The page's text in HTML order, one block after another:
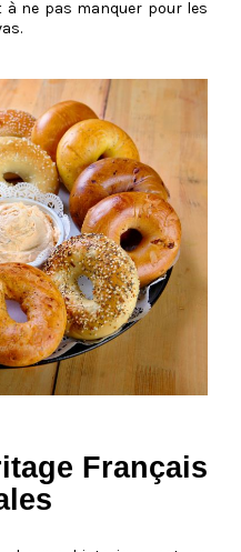
à ne pas manquer pour les
Français